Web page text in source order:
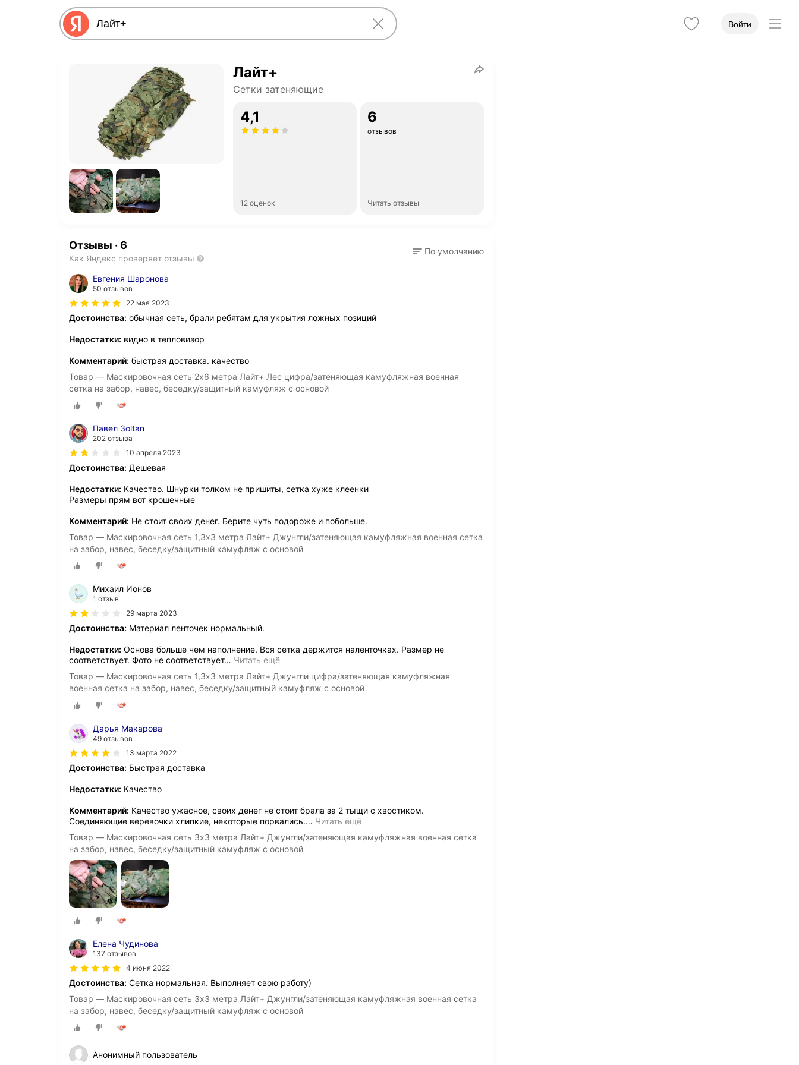
Войти
Лайт+
Сетки затеняющие
4,1
12 оценок
6
отзывов
Читать отзывы
Отзывы · 6
Как Яндекс проверяет отзывы
По умолчанию
Евгения Шаронова
50 отзывов
22 мая 2023
Достоинства: обычная сеть, брали ребятам для укрытия ложных позиций
Недостатки: видно в тепловизор
Комментарий: быстрая доставка. качество
Товар — Маскировочная сеть 2х6 метра Лайт+ Лес цифра/затеняющая камуфляжная военная
сетка на забор, навес, беседку/защитный камуфляж с основой
Павел 3oltan
202 отзыва
10 апреля 2023
Достоинства: Дешевая
Недостатки: Качество. Шнурки толком не пришиты, сетка хуже клеенки
Размеры прям вот крошечные
Комментарий: Не стоит своих денег. Берите чуть подороже и побольше.
Товар — Маскировочная сеть 1,3х3 метра Лайт+ Джунгли/затеняющая камуфляжная военная сетка
на забор, навес, беседку/защитный камуфляж с основой
Михаил Ионов
1 отзыв
29 марта 2023
Достоинства: Материал ленточек нормальный.
Недостатки: Основа больше чем наполнение. Вся сетка держится наленточках. Размер не
соответствует. Фото не соответствует… Читать ещё
Товар — Маскировочная сеть 1,3х3 метра Лайт+ Джунгли цифра/затеняющая камуфляжная
военная сетка на забор, навес, беседку/защитный камуфляж с основой
Дарья Макарова
49 отзывов
13 марта 2022
Достоинства: Быстрая доставка
Недостатки: Качество
Комментарий: Качество ужасное, своих денег не стоит брала за 2 тыщи с хвостиком.
Соединяющие веревочки хлипкие, некоторые порвались.… Читать ещё
Товар — Маскировочная сеть 3х3 метра Лайт+ Джунгли/затеняющая камуфляжная военная сетка
на забор, навес, беседку/защитный камуфляж с основой
Елена Чудинова
137 отзывов
4 июня 2022
Достоинства: Сетка нормальная. Выполняет свою работу)
Товар — Маскировочная сеть 3х3 метра Лайт+ Джунгли/затеняющая камуфляжная военная сетка
на забор, навес, беседку/защитный камуфляж с основой
Анонимный пользователь